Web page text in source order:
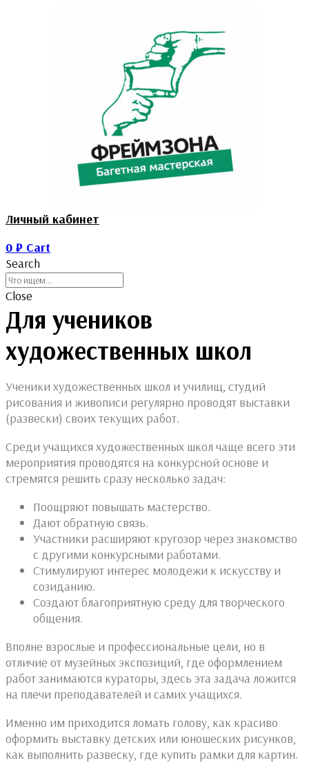
Личный кабинет
0 ₽ Cart
Search
Close
Для учеников
художественных школ
Ученики художественных школ и училищ, студий
рисования и живописи регулярно проводят выставки
(развески) своих текущих работ.
Среди учащихся художественных школ чаще всего эти
мероприятия проводятся на конкурсной основе и
стремятся решить сразу несколько задач:
Поощряют повышать мастерство.
Дают обратную связь.
Участники расширяют кругозор через знакомство
с другими конкурсными работами.
Стимулируют интерес молодежи к искусству и
созиданию.
Создают благоприятную среду для творческого
общения.
Вполне взрослые и профессиональные цели, но в
отличие от музейных экспозиций, где оформлением
работ занимаются кураторы, здесь эта задача ложится
на плечи преподавателей и самих учащихся.
Именно им приходится ломать голову, как красиво
оформить выставку детских или юношеских рисунков,
как выполнить развеску, где купить рамки для картин.